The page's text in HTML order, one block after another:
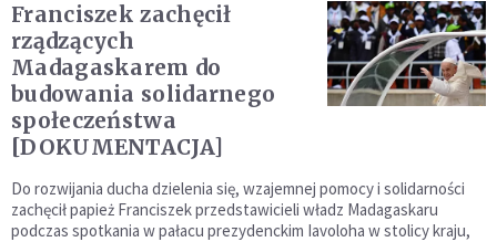
Franciszek zachęcił
rządzących
Madagaskarem do
budowania solidarnego
społeczeństwa
[DOKUMENTACJA]
Do rozwijania ducha dzielenia się, wzajemnej pomocy i solidarności
zachęcił papież Franciszek przedstawicieli władz Madagaskaru
podczas spotkania w pałacu prezydenckim Iavoloha w stolicy kraju,